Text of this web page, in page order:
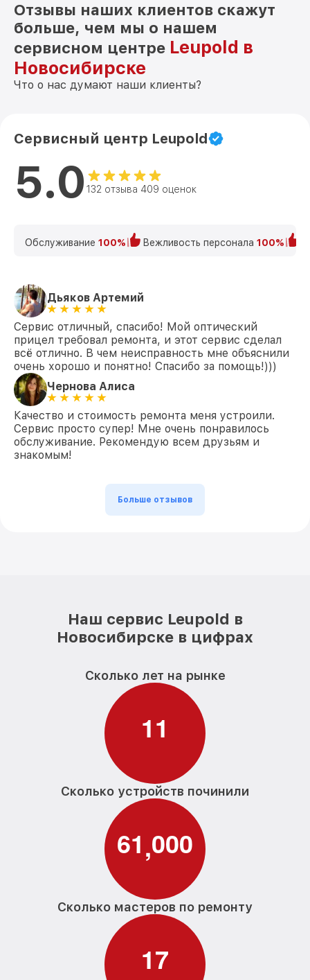
Отзывы наших клиентов скажут
больше, чем мы о нашем
сервисном центре Leupold в
Новосибирске
Что о нас думают наши клиенты?
Сервисный центр Leupold
5.0 132 отзыва 409 оценок
Обслуживание 100% Вежливость персонала 100%
Дьяков Артемий
Сервис отличный, спасибо! Мой оптический
прицел требовал ремонта, и этот сервис сделал
всё отлично. В чем неисправность мне объяснили
очень хорошо и понятно! Спасибо за помощь!)))
Чернова Алиса
Качество и стоимость ремонта меня устроили.
Сервис просто супер! Мне очень понравилось
обслуживание. Рекомендую всем друзьям и
знакомым!
Больше отзывов
Наш сервис Leupold в
Новосибирске в цифрах
Сколько лет на рынке
11
Сколько устройств починили
61,000
Сколько мастеров по ремонту
17